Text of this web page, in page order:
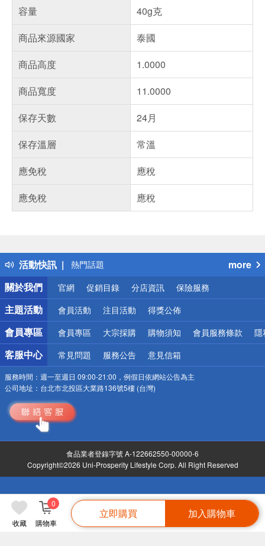
收藏 購物車
0
立即購買 加入購物車
容量
40g克
商品來源國家
泰國
商品高度
1.0000
商品寬度
11.0000
保存天數
24月
保存溫層
常溫
應免稅
應稅
應免稅
應稅
活動快訊
得獎公告
熱門話題
銀行優惠
偏遠地區配送
詐騙網頁！請小心！
more
關於我們
官網 促銷目錄 分店資訊 保險服務
主題活動 會員活動 注目活動 得獎公佈
會員專區 會員專區 大宗採購 購物須知 會員服務條款 隱
客服中心 常見問題 服務公告 意見信箱
服務時間： 週一至週日 09:00-21:00，例假日依網站公告為主
公司地址： 台北市北投區大業路136號5樓 (台灣)
食品業者登錄字號 A-122662550-00000-6
Copyright©2026 Uni-Prosperity Lifestyle Corp. All Right Reserved